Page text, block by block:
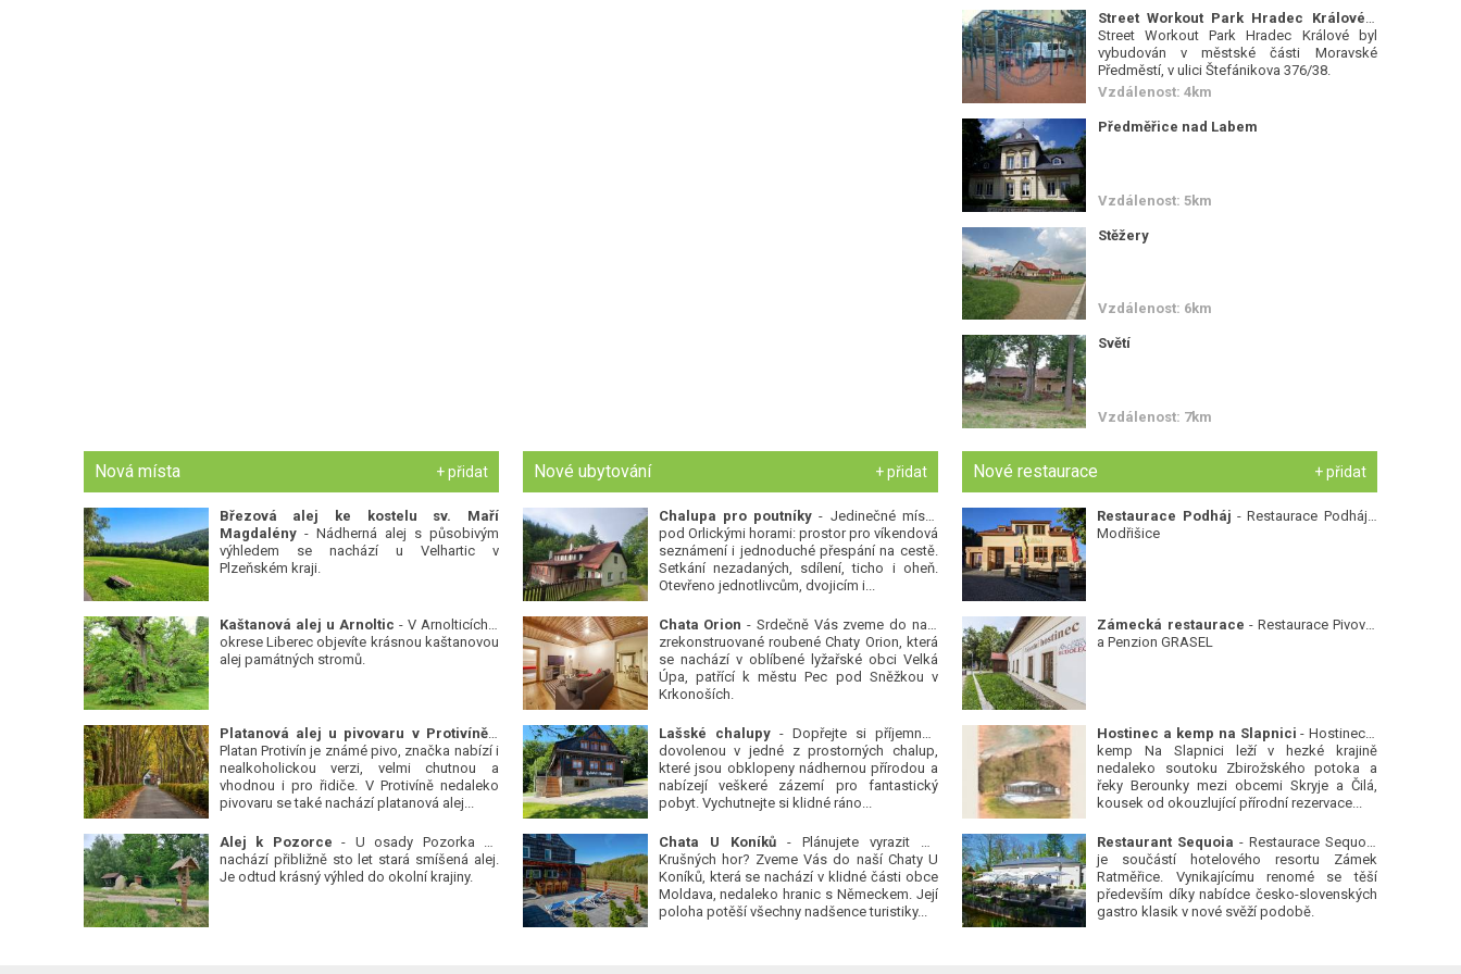
Street Workout Park Hradec Králové byl
vybudován v městské části Moravské
Předměstí, v ulici Štefánikova 376/38.
Vzdálenost: 4km
Předměřice nad Labem
Vzdálenost: 5km
Stěžery
Vzdálenost: 6km
Světí
Vzdálenost: 7km
Nová místa + přidat
Březová alej ke kostelu sv. Maří
Magdalény- Nádherná alej s působivým
výhledem se nachází u Velhartic v
Plzeňském kraji.
Kaštanová alej u Arnoltic - V Arnolticích v
okrese Liberec objevíte krásnou kaštanovou
alej památných stromů.
Platanová alej u pivovaru v Protivíně
-
Platan Protivín je známé pivo, značka nabízí i
nealkoholickou verzi, velmi chutnou a
vhodnou i pro řidiče. V Protivíně nedaleko
pivovaru se také nachází platanová alej...
Alej k Pozorce - U osady Pozorka se
nachází přibližně sto let stará smíšená alej.
Je odtud krásný výhled do okolní krajiny.
Nové ubytování + přidat
Chalupa pro poutníky - Jedinečné místo
pod Orlickými horami: prostor pro víkendová
seznámení i jednoduché přespání na cestě.
Setkání nezadaných, sdílení, ticho i oheň.
Otevřeno jednotlivcům, dvojicím i...
Chata Orion - Srdečně Vás zveme do naší
zrekonstruované roubené Chaty Orion, která
se nachází v oblíbené lyžařské obci Velká
Úpa, patřící k městu Pec pod Sněžkou v
Krkonoších.
Lašské chalupy- Dopřejte si příjemnou
dovolenou v jedné z prostorných chalup,
které jsou obklopeny nádhernou přírodou a
nabízejí veškeré zázemí pro fantastický
pobyt. Vychutnejte si klidné ráno...
Chata U Koníků- Plánujete vyrazit do
Krušných hor? Zveme Vás do naší Chaty U
Koníků, která se nachází v klidné části obce
Moldava, nedaleko hranic s Německem. Její
poloha potěší všechny nadšence turistiky...
Nové restaurace + přidat
Restaurace Podháj - Restaurace Podháj -
Modřišice
Zámecká restaurace - Restaurace Pivovar
a Penzion GRASEL
Hostinec a kemp na Slapnici - Hostinec a
kemp Na Slapnici leží v hezké krajině
nedaleko soutoku Zbirožského potoka a
řeky Berounky mezi obcemi Skryje a Čilá,
kousek od okouzlující přírodní rezervace...
Restaurant Sequoia - Restaurace Sequoia
je součástí hotelového resortu Zámek
Ratměřice. Vynikajícímu renomé se těší
především díky nabídce česko-slovenských
gastro klasik v nové svěží podobě.